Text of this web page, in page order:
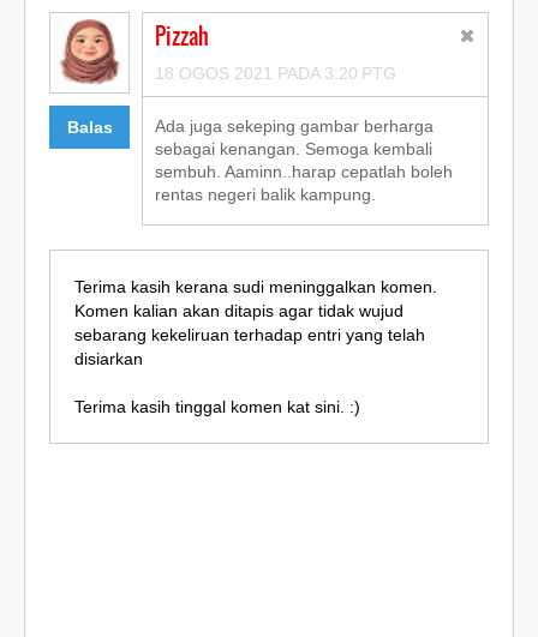
Balas
Pizzah
18 OGOS 2021 PADA 3:20 PTG
Ada juga sekeping gambar berharga
sebagai kenangan. Semoga kembali
sembuh. Aaminn..harap cepatlah boleh
rentas negeri balik kampung.
Terima kasih kerana sudi meninggalkan komen.
Komen kalian akan ditapis agar tidak wujud
sebarang kekeliruan terhadap entri yang telah
disiarkan
Terima kasih tinggal komen kat sini. :)